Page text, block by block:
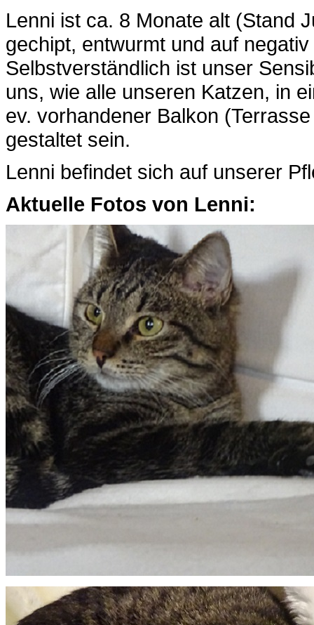
Lenni ist ca. 8 Monate alt (Stand
gechipt, entwurmt und auf
Selbstverständlich ist unser
uns, wie alle unseren Katzen, in
ev. vorhandener Balkon
gestaltet sein.
Lenni befindet sich auf unserer
Aktuelle Fotos von Lenni: